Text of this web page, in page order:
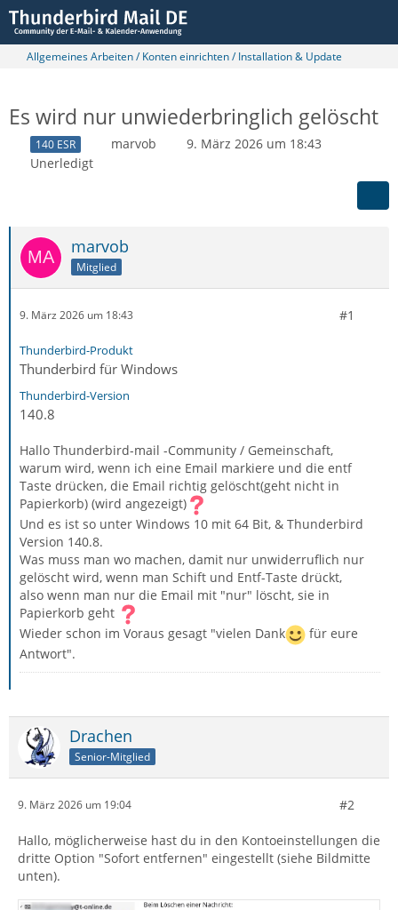
Allgemeines Arbeiten / Konten einrichten / Installation & Update
Es wird nur unwiederbringlich gelöscht
140 ESR marvob
9. März 2026 um 18:43
Unerledigt
marvob
Mitglied
9. März 2026 um 18:43 #1
Thunderbird-Produkt
Thunderbird für Windows
Thunderbird-Version
140.8
Hallo Thunderbird-mail -Community / Gemeinschaft,
warum wird, wenn ich eine Email markiere und die entf
Taste drücken, die Email richtig gelöscht(geht nicht in
Papierkorb) (wird angezeigt)
Und es ist so unter Windows 10 mit 64 Bit, & Thunderbird
Version 140.8.
Was muss man wo machen, damit nur unwiderruflich nur
gelöscht wird, wenn man Schift und Entf-Taste drückt,
also wenn man nur die Email mit "nur" löscht, sie in
Papierkorb geht
Wieder schon im Voraus gesagt "vielen Dank
für eure
Antwort".
Drachen
Senior-Mitglied
9. März 2026 um 19:04 #2
Hallo, möglicherweise hast du in den Kontoeinstellungen die
dritte Option "Sofort entfernen" eingestellt (siehe Bildmitte
unten).